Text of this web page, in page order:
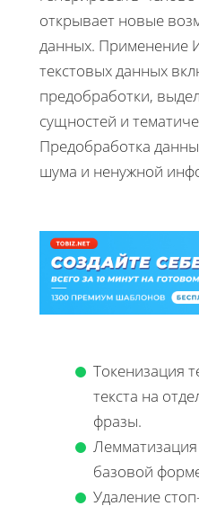
открывает новые
данных. Применение
текстовых данных
предобработки,
сущностей и
Предобработка
шума и ненужной
Токенизация
текста на
фразы.
базовой
Удаление